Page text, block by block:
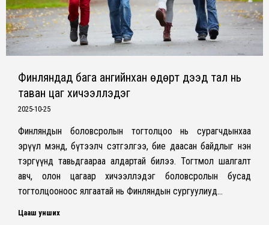
Финляндад бага ангийнхан өдөрт дээд тал нь
таван цаг хичээллэдэг
2025-10-25
Финляндын боловсролын тогтолцоо нь сурагчдынхаа
эрүүл мэнд, бүтээлч сэтгэлгээ, бие даасан байдлыг нэн
тэргүүнд тавьдгаараа алдартай билээ. Тогтмол шалгалт
авч, олон цагаар хичээллэдэг боловсролын бусад
тогтолцооноос ялгаатай нь Финляндын сургуулиуд…
Цааш унших